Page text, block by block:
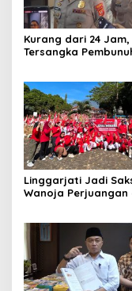
Kurang dari 24 Jam,
Tersangka
Linggarjati Jadi
Wanoja Perjuangan